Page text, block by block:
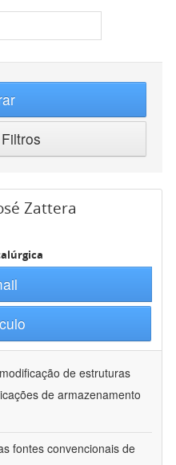
Zattera
de estruturas
de armazenamento
fontes convencionais de